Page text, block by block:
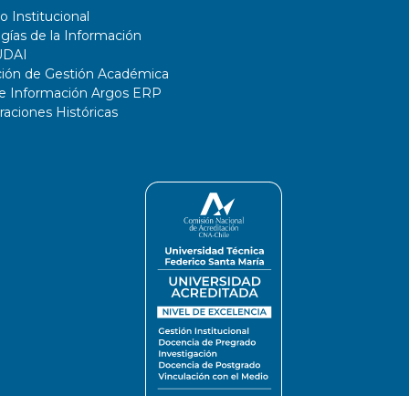
Institucional
de la Información
de Gestión Académica
Información Argos ERP
Históricas